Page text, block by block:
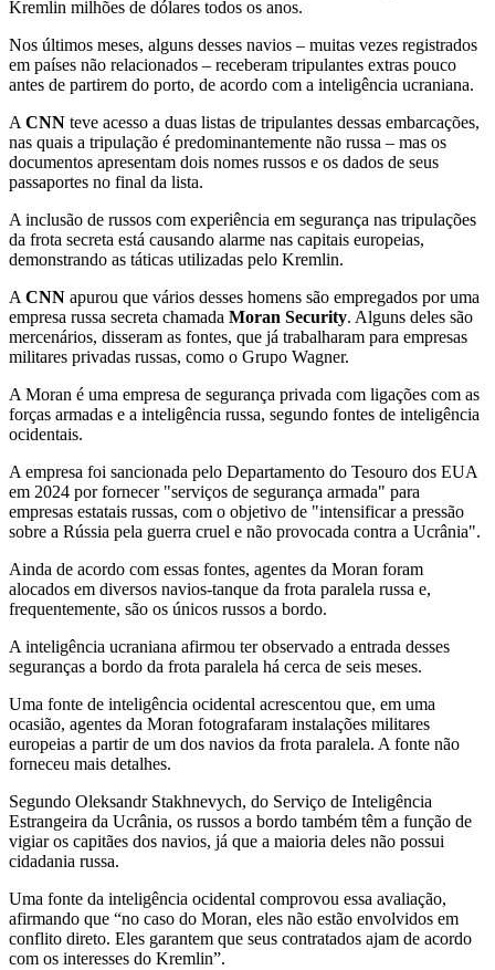
Kremlin milhões de dólares todos os anos.
Nos últimos meses, alguns desses navios – muitas vezes registrados
em países não relacionados – receberam tripulantes extras pouco
antes de partirem do porto, de acordo com a inteligência ucraniana.
A CNN teve acesso a duas listas de tripulantes dessas embarcações,
nas quais a tripulação é predominantemente não russa – mas os
documentos apresentam dois nomes russos e os dados de seus
passaportes no final da lista.
A inclusão de russos com experiência em segurança nas tripulações
da frota secreta está causando alarme nas capitais europeias,
demonstrando as táticas utilizadas pelo Kremlin.
A CNN apurou que vários desses homens são empregados por uma
empresa russa secreta chamada Moran Security. Alguns deles são
mercenários, disseram as fontes, que já trabalharam para empresas
militares privadas russas, como o Grupo Wagner.
A Moran é uma empresa de segurança privada com ligações com as
forças armadas e a inteligência russa, segundo fontes de inteligência
ocidentais.
A empresa foi sancionada pelo Departamento do Tesouro dos EUA
em 2024 por fornecer "serviços de segurança armada" para
empresas estatais russas, com o objetivo de "intensificar a pressão
sobre a Rússia pela guerra cruel e não provocada contra a Ucrânia".
Ainda de acordo com essas fontes, agentes da Moran foram
alocados em diversos navios-tanque da frota paralela russa e,
frequentemente, são os únicos russos a bordo.
A inteligência ucraniana afirmou ter observado a entrada desses
seguranças a bordo da frota paralela há cerca de seis meses.
Uma fonte de inteligência ocidental acrescentou que, em uma
ocasião, agentes da Moran fotografaram instalações militares
europeias a partir de um dos navios da frota paralela. A fonte não
forneceu mais detalhes.
Segundo Oleksandr Stakhnevych, do Serviço de Inteligência
Estrangeira da Ucrânia, os russos a bordo também têm a função de
vigiar os capitães dos navios, já que a maioria deles não possui
cidadania russa.
Uma fonte da inteligência ocidental comprovou essa avaliação,
afirmando que “no caso do Moran, eles não estão envolvidos em
conflito direto. Eles garantem que seus contratados ajam de acordo
com os interesses do Kremlin”.